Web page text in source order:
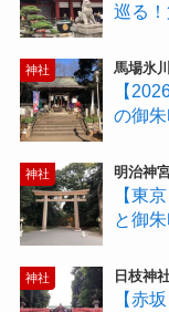
巡る
神社 馬場氷
【
の御
神社 明治神
【東
と御
神社 日枝神
【赤